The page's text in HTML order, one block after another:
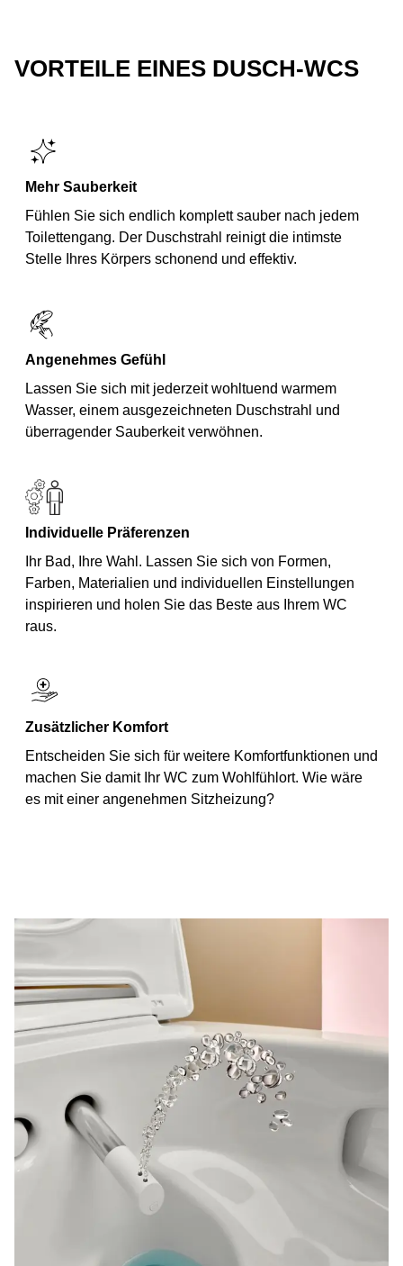
VORTEILE EINES DUSCH-WCS
Mehr Sauberkeit
Fühlen Sie sich endlich komplett sauber nach jedem
Toilettengang. Der Duschstrahl reinigt die intimste
Stelle Ihres Körpers schonend und effektiv.
Angenehmes Gefühl
Lassen Sie sich mit jederzeit wohltuend warmem
Wasser, einem ausgezeichneten Duschstrahl und
überragender Sauberkeit verwöhnen.
Individuelle Präferenzen
Ihr Bad, Ihre Wahl. Lassen Sie sich von Formen,
Farben, Materialien und individuellen Einstellungen
inspirieren und holen Sie das Beste aus Ihrem WC
raus.
Zusätzlicher Komfort
Entscheiden Sie sich für weitere Komfortfunktionen und
machen Sie damit Ihr WC zum Wohlfühlort. Wie wäre